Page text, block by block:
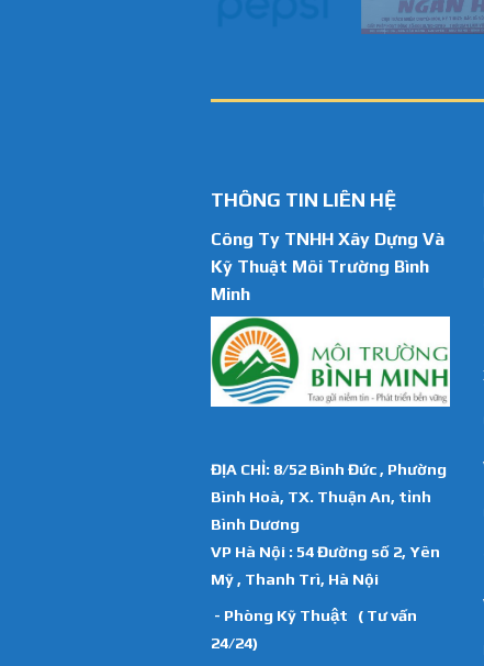
THÔNG TIN LIÊN HỆ
Công Ty TNHH Xây Dựng Và
Kỹ Thuật Môi Trường Bình
Minh
ĐỊA CHỈ: 8/52 Bình Đức , Phường
Bình Hoà, TX. Thuận An, tỉnh
Bình Dương
VP Hà Nội : 54 Đường số 2, Yên
Mỹ , Thanh Trì, Hà Nội
- Phòng Kỹ Thuật ( Tư vấn
24/24)